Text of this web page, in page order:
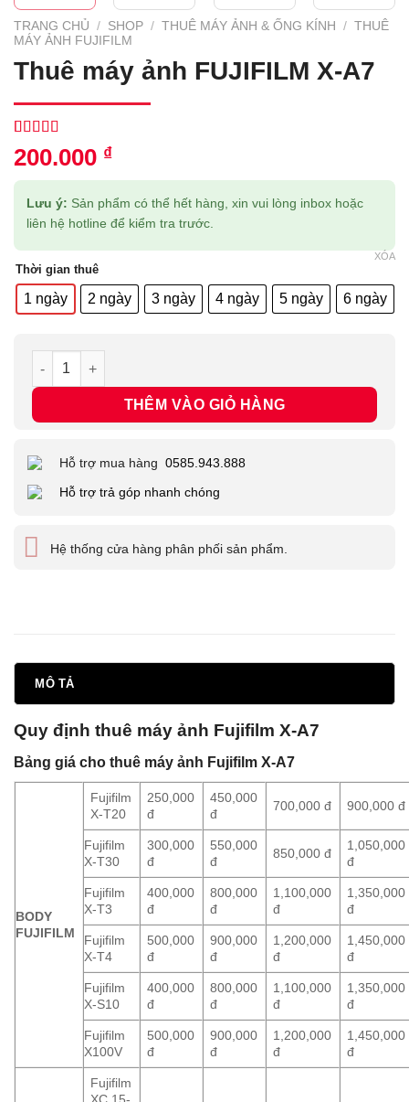
TRANG CHỦ / SHOP / THUÊ MÁY ẢNH & ỐNG KÍNH / THUÊ
MÁY ẢNH FUJIFILM
Thuê máy ảnh FUJIFILM X-A7
5.00trên 5
dựa trên
1
đánh giá
200.000 ₫
Lưu ý: Sản phẩm có thể hết hàng, xin vui lòng inbox hoặc
liên hệ hotline để kiểm tra trước.
Thời gian thuê
1 ngày 2 ngày 3 ngày 4 ngày 5 ngày 6 ngày
XÓA
Thuê máy ảnh FUJIFILM X-A7 số lượng
THÊM VÀO GIỎ HÀNG
Hỗ trợ mua hàng 0585.943.888
Hỗ trợ trả góp nhanh chóng
Hệ thống cửa hàng phân phối sản phẩm.
MÔ TẢ
Quy định thuê máy ảnh Fujifilm X-A7
Bảng giá cho thuê máy ảnh Fujifilm X-A7
BODY
FUJIFILM
Fujifilm
X-T20
250,000
đ
450,000
đ
700,000 đ 900,000 đ
Fujifilm
X-T30
300,000
đ
550,000
đ
850,000 đ
1,050,000
đ
Fujifilm
X-T3
400,000
đ
800,000
đ
1,100,000
đ
1,350,000
đ
Fujifilm
X-T4
500,000
đ
900,000
đ
1,200,000
đ
1,450,000
đ
Fujifilm
X-S10
400,000
đ
800,000
đ
1,100,000
đ
1,350,000
đ
Fujifilm
X100V
500,000
đ
900,000
đ
1,200,000
đ
1,450,000
đ
Fujifilm
XC 15-